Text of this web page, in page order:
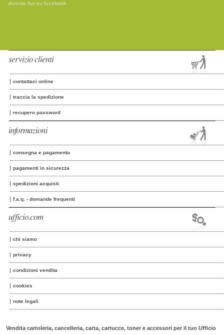
diventa fan su facebook
servizio clienti
contattaci online
traccia la spedizione
recupero password
informazioni
consegna e pagamento
pagamenti in sicurezza
spedizioni acquisti
f.a.q. - domande frequenti
ufficio.com
chi siamo
privacy
condizioni vendita
cookies
note legali
Vendita cartoleria, cancelleria, carta, cartucce, toner e accessori per il tuo Ufficio